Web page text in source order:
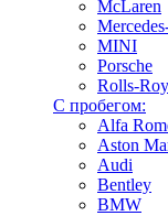
McLaren
MINI
Porsche
Rolls-
С пробегом:
Alfa
Aston
Audi
Bentley
BMW